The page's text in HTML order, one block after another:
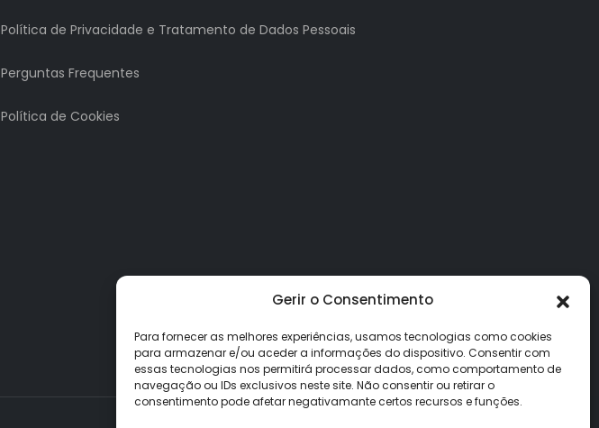
Gerir o Consentimento
Para fornecer as melhores experiências, usamos tecnologias como cookies
para armazenar e/ou aceder a informações do dispositivo. Consentir com
essas tecnologias nos permitirá processar dados, como comportamento de
navegação ou IDs exclusivos neste site. Não consentir ou retirar o
consentimento pode afetar negativamante certos recursos e funções.
Política de Privacidade e Tratamento de Dados Pessoais
Perguntas Frequentes
Política de Cookies